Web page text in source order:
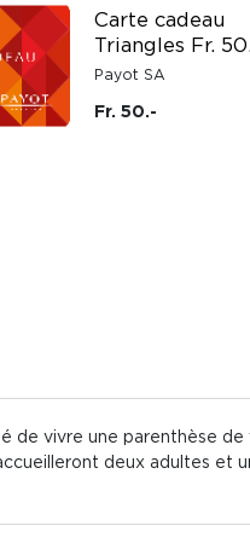
Carte cadeau
Triangles Fr.
Payot SA
Fr. 50.-
vivre une parenthèse
deux adultes et